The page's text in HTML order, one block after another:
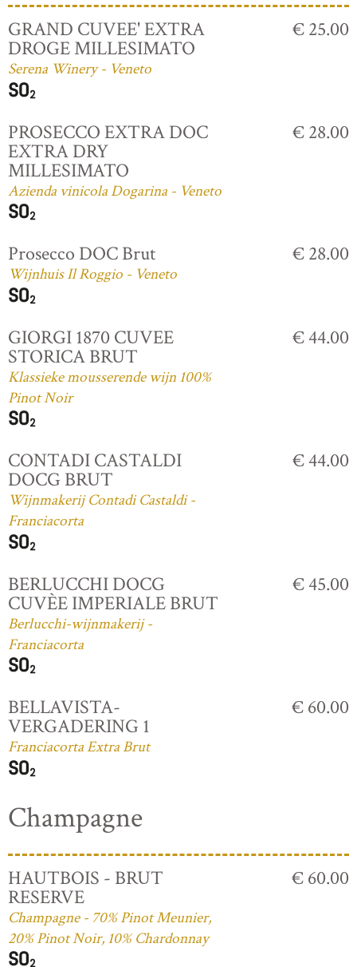
GRAND CUVEE' EXTRA
DROGE MILLESIMATO
Serena Winery - Veneto
€ 25.00
PROSECCO EXTRA DOC
EXTRA DRY
MILLESIMATO
Azienda vinicola Dogarina - Veneto
€ 28.00
Prosecco DOC Brut
Wijnhuis Il Roggio - Veneto
€ 28.00
GIORGI 1870 CUVEE
STORICA BRUT
Klassieke mousserende wijn 100%
Pinot Noir
€ 44.00
CONTADI CASTALDI
DOCG BRUT
Wijnmakerij Contadi Castaldi -
Franciacorta
€ 44.00
BERLUCCHI DOCG
CUVÈE IMPERIALE BRUT
Berlucchi-wijnmakerij -
Franciacorta
€ 45.00
BELLAVISTA-
VERGADERING 1
Franciacorta Extra Brut
€ 60.00
Champagne
HAUTBOIS - BRUT
RESERVE
Champagne - 70% Pinot Meunier,
20% Pinot Noir, 10% Chardonnay
€ 60.00